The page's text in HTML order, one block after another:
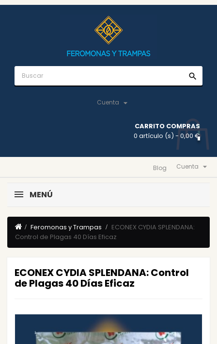
search
Cuenta 
CARRITO COMPRAS
0 artículo (s) - 0,00 €
Cuenta 
Blog
MENÚ
Feromonas y Trampas
ECONEX CYDIA SPLENDANA:
Control de Plagas 40 Días Eficaz
ECONEX CYDIA SPLENDANA: Control
de Plagas 40 Días Eficaz